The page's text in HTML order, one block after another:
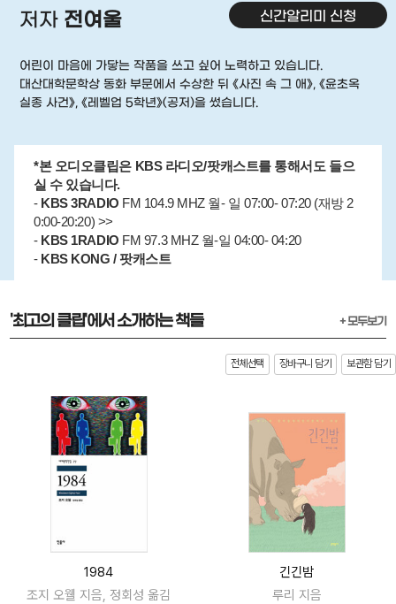
저자 전여울 신간알리미 신청
어린이 마음에 가닿는 작품을 쓰고 싶어 노력하고 있습니다.
대산대학문학상 동화 부문에서 수상한 뒤 《사진 속 그 애》, 《윤초옥
실종 사건》, 《레벨업 5학년》(공저)을 썼습니다.
*본 오디오클립은 KBS 라디오/팟캐스트를 통해서도 들으
실 수 있습니다.
- KBS 3RADIO FM 104.9 MHZ 월- 일 07:00- 07:20 (재방 2
0:00-20:20) >>
- KBS 1RADIO FM 97.3 MHZ 월-일 04:00- 04:20
- KBS KONG / 팟캐스트
'최고의 클립'에서 소개하는 책들 + 모두보기
전체선택 장바구니 담기 보관함 담기
1984
조지 오웰 지음, 정회성 옮김
긴긴밤
루리 지음